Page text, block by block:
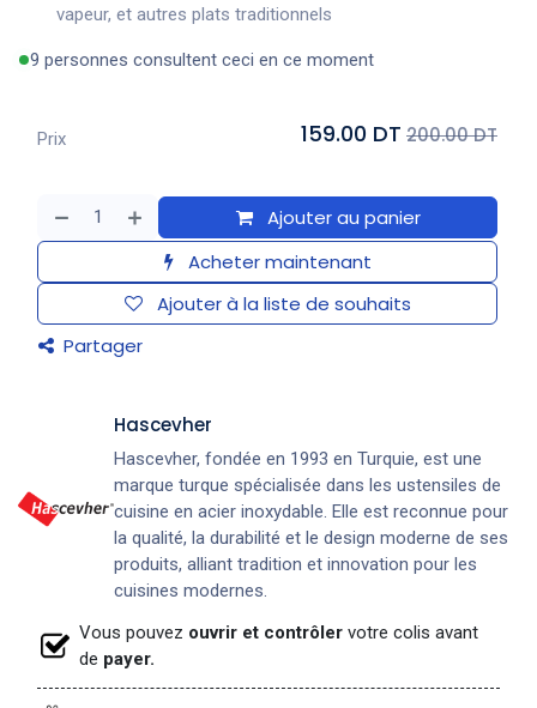
vapeur, et autres plats traditionnels
9 personnes consultent ceci en ce moment
Ajouter au panier
Acheter maintenant
Ajouter à la liste de souhaits
Partager
Prix 159.00 DT 200.00 DT
​Hascevher
Hascevher, fondée en 1993 en Turquie, est une
marque turque spécialisée dans les ustensiles de
cuisine en acier inoxydable. Elle est reconnue pour
la qualité, la durabilité et le design moderne de ses
produits, alliant tradition et innovation pour les
cuisines modernes.
Vous pouvez ouvrir et contrôler votre colis avant
de payer.